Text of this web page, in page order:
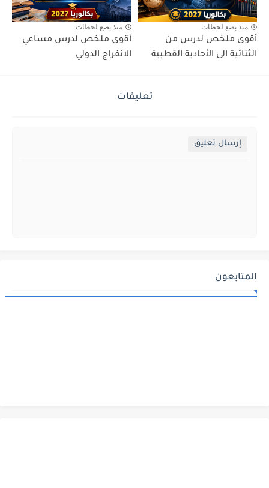
منذ بضع لحظات
أقوى ملخص لدرس من
الثنائية الى الأحادية القطبية
منذ بضع لحظات
أقوى ملخص لدرس مساعي
الانفراج الدولي
تعليقات
إرسال تعليق
المتابعون